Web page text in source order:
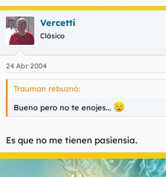
Vercetti
Clásico
24 Abr 2004
Trauman rebuznó:
Bueno pero no te enojes...
Es que no me tienen pasiensia.